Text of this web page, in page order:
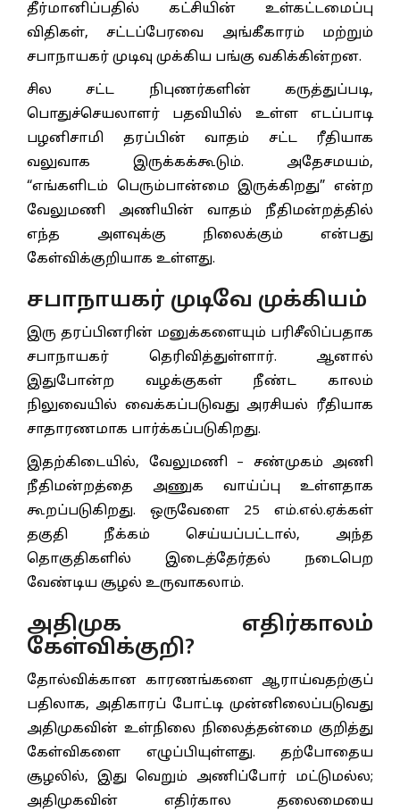
தீர்மானிப்பதில் கட்சியின் உள்கட்டமைப்பு
விதிகள், சட்டப்பேரவை அங்கீகாரம் மற்றும்
சபாநாயகர் முடிவு முக்கிய பங்கு வகிக்கின்றன.
சில சட்ட நிபுணர்களின் கருத்துப்படி,
பொதுச்செயலாளர் பதவியில் உள்ள எடப்பாடி
பழனிசாமி தரப்பின் வாதம் சட்ட ரீதியாக
வலுவாக இருக்கக்கூடும். அதேசமயம்,
“எங்களிடம் பெரும்பான்மை இருக்கிறது” என்ற
வேலுமணி அணியின் வாதம் நீதிமன்றத்தில்
எந்த அளவுக்கு நிலைக்கும் என்பது
கேள்விக்குறியாக உள்ளது.
சபாநாயகர் முடிவே முக்கியம்
இரு தரப்பினரின் மனுக்களையும் பரிசீலிப்பதாக
சபாநாயகர் தெரிவித்துள்ளார். ஆனால்
இதுபோன்ற வழக்குகள் நீண்ட காலம்
நிலுவையில் வைக்கப்படுவது அரசியல் ரீதியாக
சாதாரணமாக பார்க்கப்படுகிறது.
இதற்கிடையில், வேலுமணி – சண்முகம் அணி
நீதிமன்றத்தை அணுக வாய்ப்பு உள்ளதாக
கூறப்படுகிறது. ஒருவேளை 25 எம்.எல்.ஏக்கள்
தகுதி நீக்கம் செய்யப்பட்டால், அந்த
தொகுதிகளில் இடைத்தேர்தல் நடைபெற
வேண்டிய சூழல் உருவாகலாம்.
அதிமுக எதிர்காலம்
கேள்விக்குறி?
தோல்விக்கான காரணங்களை ஆராய்வதற்குப்
பதிலாக, அதிகாரப் போட்டி முன்னிலைப்படுவது
அதிமுகவின் உள்நிலை நிலைத்தன்மை குறித்து
கேள்விகளை எழுப்பியுள்ளது. தற்போதைய
சூழலில், இது வெறும் அணிப்போர் மட்டுமல்ல;
அதிமுகவின் எதிர்கால தலைமையை